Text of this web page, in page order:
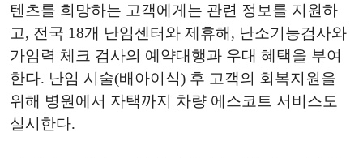
텐츠를 희망하는 고객에게는 관련 정보를 지원하
고, 전국 18개 난임센터와 제휴해, 난소기능검사와
가임력 체크 검사의 예약대행과 우대 혜택을 부여
한다. 난임 시술(배아이식) 후 고객의 회복지원을
위해 병원에서 자택까지 차량 에스코트 서비스도
실시한다.